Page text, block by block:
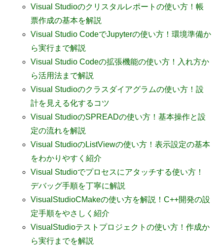
Visual Studioのクリスタルレポートの使い方！帳
票作成の基本を解説
Visual Studio CodeでJupyterの使い方！環境準備か
ら実行まで解説
Visual Studio Codeの拡張機能の使い方！入れ方か
ら活用法まで解説
Visual Studioのクラスダイアグラムの使い方！設
計を見える化するコツ
Visual StudioのSPREADの使い方！基本操作と設
定の流れを解説
Visual StudioのListViewの使い方！表示設定の基本
をわかりやすく紹介
Visual Studioでプロセスにアタッチする使い方！
デバッグ手順を丁寧に解説
VisualStudioCMakeの使い方を解説！C++開発の設
定手順をやさしく紹介
VisualStudioテストプロジェクトの使い方！作成か
ら実行までを解説